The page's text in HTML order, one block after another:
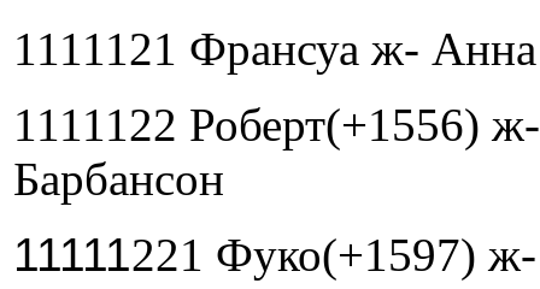
1111121 Франсуа ж- Анна
1111122 Роберт(+1556)
Барбансон
11111221 Фуко(+1597)